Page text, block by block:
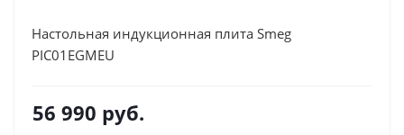
Настольная индукционная плита Smeg
PIC01EGMEU
56 990 руб.